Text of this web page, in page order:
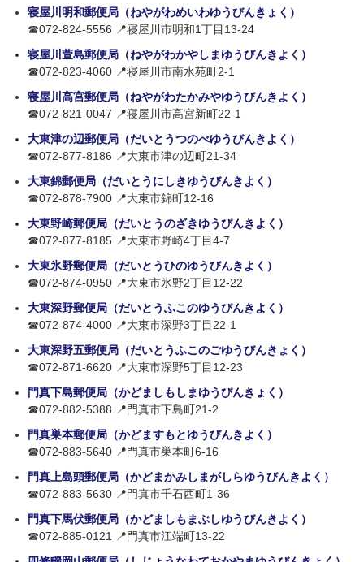
寝屋川明和郵便局（ねやがわめいわゆうびんきょく）
☎072-824-5556 📍寝屋川市明和1丁目13-24
寝屋川萱島郵便局（ねやがわかやしまゆうびんきよく）
☎072-823-4060 📍寝屋川市南水苑町2-1
寝屋川高宮郵便局（ねやがわたかみやゆうびんきよく）
☎072-821-0047 📍寝屋川市高宮新町22-1
大東津の辺郵便局（だいとうつのべゆうびんきよく）
☎072-877-8186 📍大東市津の辺町21-34
大東錦郵便局（だいとうにしきゆうびんきよく）
☎072-878-7900 📍大東市錦町12-16
大東野崎郵便局（だいとうのざきゆうびんきよく）
☎072-877-8185 📍大東市野崎4丁目4-7
大東氷野郵便局（だいとうひのゆうびんきよく）
☎072-874-0950 📍大東市氷野2丁目12-22
大東深野郵便局（だいとうふこのゆうびんきよく）
☎072-874-4000 📍大東市深野3丁目22-1
大東深野五郵便局（だいとうふこのごゆうびんきょく）
☎072-871-6620 📍大東市深野5丁目12-23
門真下島郵便局（かどましもしまゆうびんきょく）
☎072-882-5388 📍門真市下島町21-2
門真巣本郵便局（かどますもとゆうびんきよく）
☎072-883-5640 📍門真市巣本町6-16
門真上島頭郵便局（かどまかみしまがしらゆうびんきよく）
☎072-883-5630 📍門真市千石西町1-36
門真下馬伏郵便局（かどましもまぶしゆうびんきよく）
☎072-885-0121 📍門真市江端町13-22